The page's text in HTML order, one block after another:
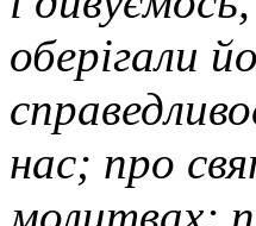
оберігали
нас; про
молитвах;